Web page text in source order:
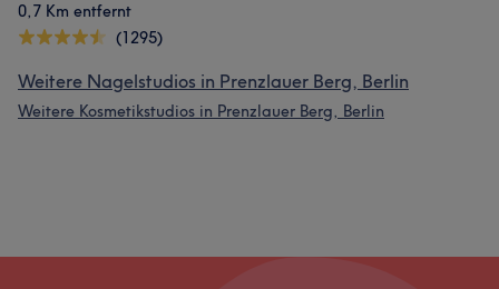
0,7 Km entfernt
(1295)
Weitere Nagelstudios in Prenzlauer Berg, Berlin
Weitere Kosmetikstudios in Prenzlauer Berg, Berlin